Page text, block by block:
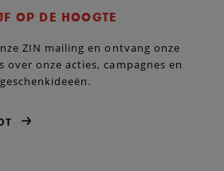
OP DE HOOGTE
ZIN mailing en ontvang onze
over onze acties, campagnes en
geschenkideeën.